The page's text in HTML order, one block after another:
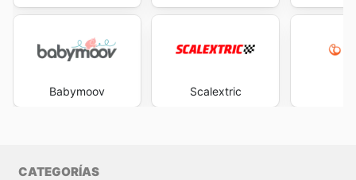
Babymoov Scalextric
CATEGORÍAS